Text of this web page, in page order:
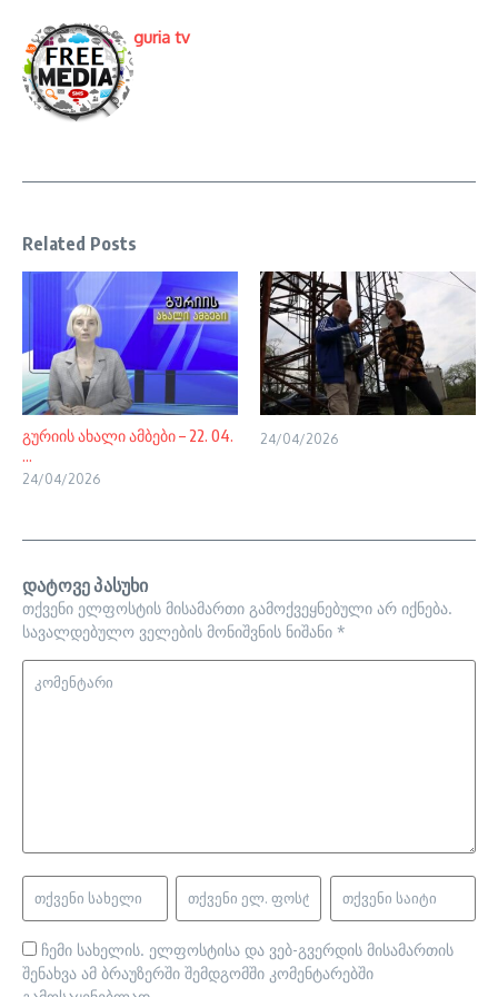
guria tv
Related Posts
გურიის ახალი ამბები – 22. 04.
...
24/04/2026
24/04/2026
დატოვე პასუხი
თქვენი ელფოსტის მისამართი გამოქვეყნებული არ იქნება.
სავალდებულო ველების მონიშვნის ნიშანი *
ჩემი სახელის. ელფოსტისა და ვებ-გვერდის მისამართის
შენახვა ამ ბრაუზერში შემდგომში კომენტარებში